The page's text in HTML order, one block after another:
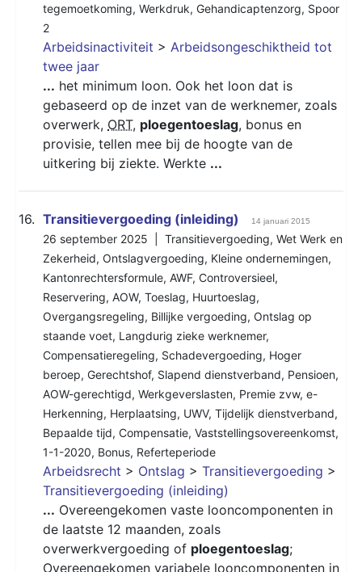
tegemoetkoming, Werkdruk, Gehandicaptenzorg, Spoor
2
Arbeidsinactiviteit > Arbeidsongeschiktheid tot
twee jaar
... het minimum loon. Ook het loon dat is
gebaseerd op de inzet van de werknemer, zoals
overwerk, ORT, ploegentoeslag, bonus en
provisie, tellen mee bij de hoogte van de
uitkering bij ziekte. Werkte ...
16. Transitievergoeding (inleiding) 14 januari 2015
26 september 2025 | Transitievergoeding, Wet Werk en
Zekerheid, Ontslagvergoeding, Kleine ondernemingen,
Kantonrechtersformule, AWF, Controversieel,
Reservering, AOW, Toeslag, Huurtoeslag,
Overgangsregeling, Billijke vergoeding, Ontslag op
staande voet, Langdurig zieke werknemer,
Compensatieregeling, Schadevergoeding, Hoger
beroep, Gerechtshof, Slapend dienstverband, Pensioen,
AOW-gerechtigd, Werkgeverslasten, Premie zvw, e-
Herkenning, Herplaatsing, UWV, Tijdelijk dienstverband,
Bepaalde tijd, Compensatie, Vaststellingsovereenkomst,
1-1-2020, Bonus, Referteperiode
Arbeidsrecht > Ontslag > Transitievergoeding >
Transitievergoeding (inleiding)
... Overeengekomen vaste looncomponenten in
de laatste 12 maanden, zoals
overwerkvergoeding of ploegentoeslag;
Overeengekomen variabele looncomponenten in